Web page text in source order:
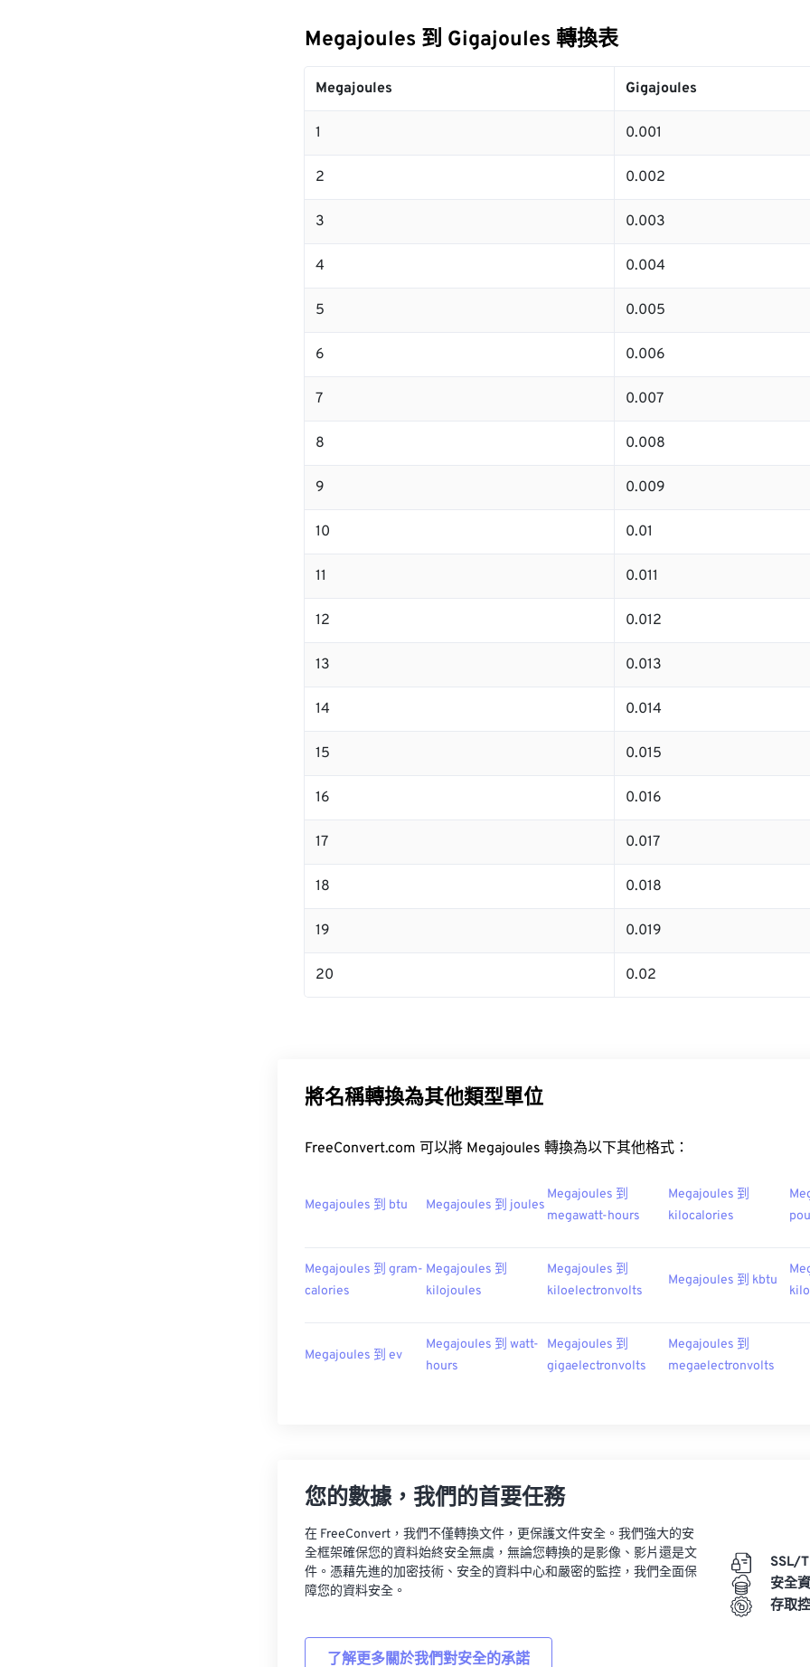
Megajoules 到 Gigajoules 轉換表
Megajoules Gigajoules
1 0.001
2 0.002
3 0.003
4 0.004
5 0.005
6 0.006
7 0.007
8 0.008
9 0.009
10 0.01
11 0.011
12 0.012
13 0.013
14 0.014
15 0.015
16 0.016
17 0.017
18 0.018
19 0.019
20 0.02
將名稱轉換為其他類型單位
FreeConvert.com 可以將 Megajoules 轉換為以下其他格式：
Megajoules 到 btu Megajoules 到 joules
Megajoules 到
megawatt-hours
Megajoules 到
kilocalories
Megajoules 到 gram-
calories
Megajoules 到
kilojoules
Megajoules 到
kiloelectronvolts
Megajoules 到 kbtu
Megajoules 到 ev
Megajoules 到 watt-
hours
Megajoules 到
gigaelectronvolts
Megajoules 到
megaelectronvolts
您的數據，我們的首要任務
在 FreeConvert，我們不僅轉換文件，更保護文件安全。我們強大的安
全框架確保您的資料始終安全無虞，無論您轉換的是影像、影片還是文
件。憑藉先進的加密技術、安全的資料中心和嚴密的監控，我們全面保
障您的資料安全。
了解更多關於我們對安全的承諾
SSL/
安全
存取